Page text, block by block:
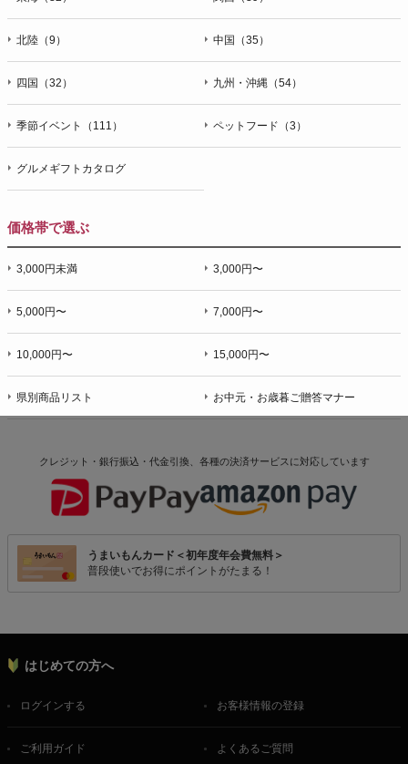
北陸（9） 中国（35）
四国（32） 九州・沖縄（54）
季節イベント（111） ペットフード（3）
グルメギフトカタログ
価格帯で選ぶ
3,000円未満 3,000円〜
5,000円〜 7,000円〜
10,000円〜 15,000円〜
県別商品リスト お中元・お歳暮ご贈答マナー
クレジット・銀行振込・代金引換、各種の決済サービスに対応しています
うまいもんカード＜初年度年会費無料＞
普段使いでお得にポイントがたまる！
はじめての方へ
ログインする お客様情報の登録
ご利用ガイド よくあるご質問